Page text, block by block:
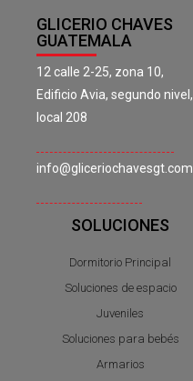
GLICERIO CHAVES
GUATEMALA
12 calle 2-25, zona 10,
Edificio Avia, segundo nivel,
local 208
info@gliceriochavesgt.com
SOLUCIONES
Dormitorio Principal
Soluciones de espacio
Juveniles
Soluciones para bebés
Armarios